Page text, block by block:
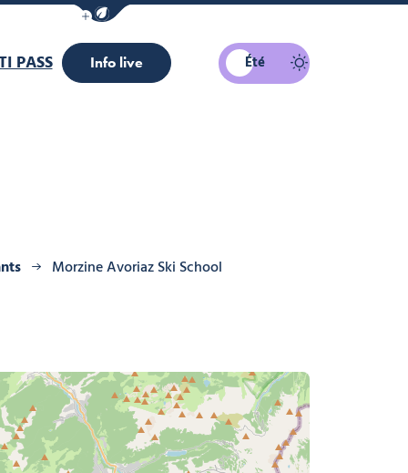
Afficher la barre de navigation du mode éco
PASS Info live Été
Morzine Avoriaz Ski School